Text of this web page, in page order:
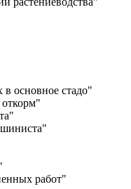
основное стадо"
откорм"
работ"